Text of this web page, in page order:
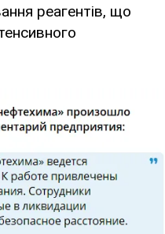
реагентів, що